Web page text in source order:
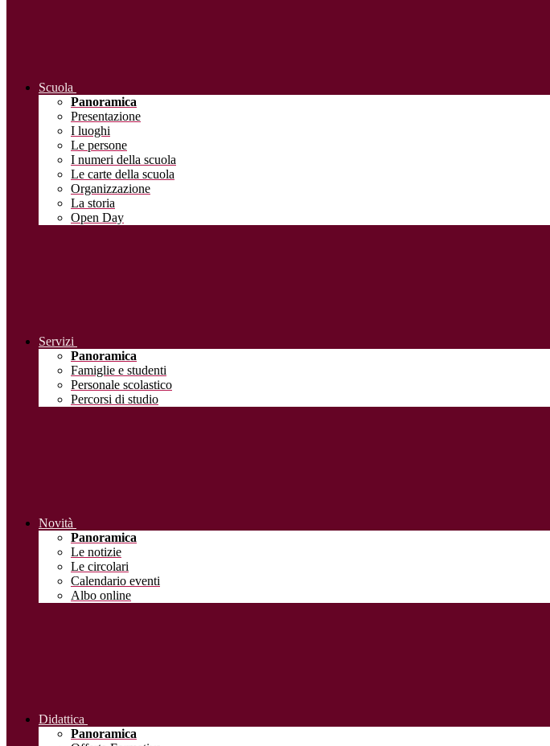
Scuola
Panoramica
Presentazione
I luoghi
Le persone
I numeri della scuola
Le carte della scuola
Organizzazione
La storia
Open Day
Servizi
Panoramica
Famiglie e studenti
Personale scolastico
Percorsi di studio
Novità
Panoramica
Le notizie
Le circolari
Calendario eventi
Albo online
Didattica
Panoramica